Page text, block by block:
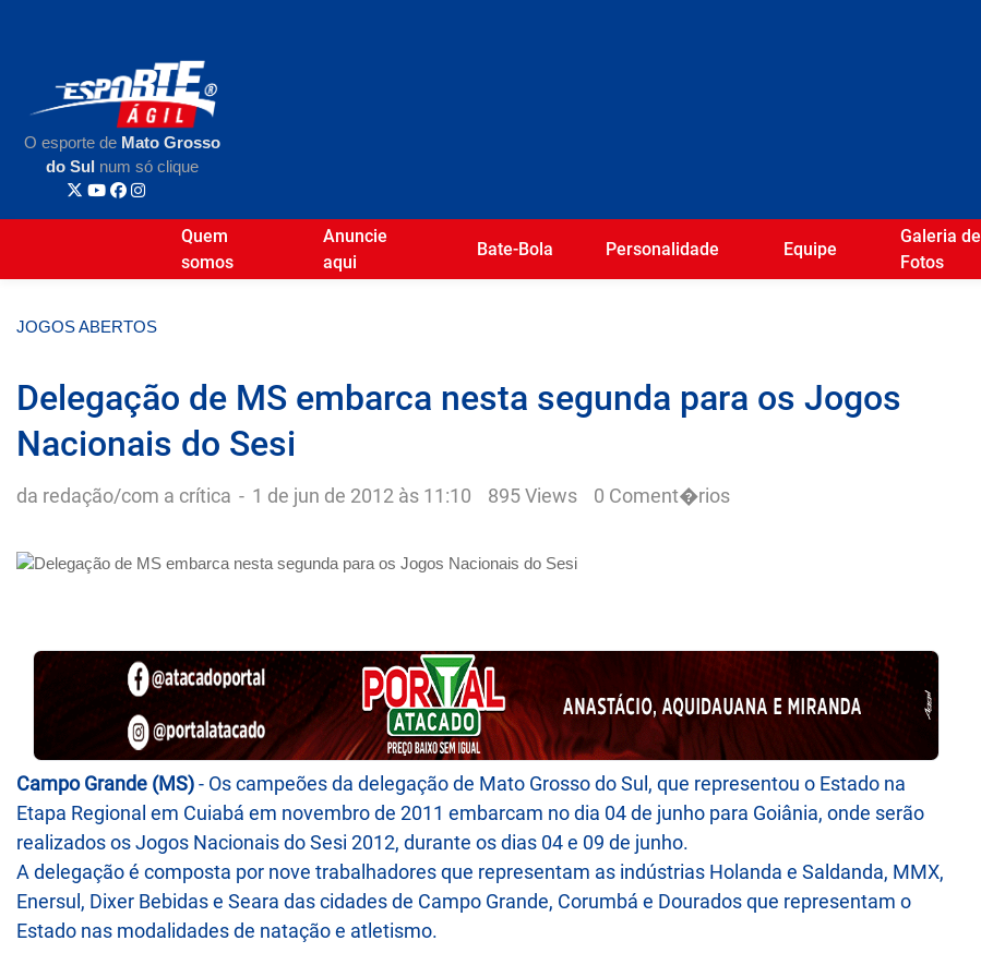
O esporte de Mato Grosso
do Sul num só clique
Quem
somos
Anuncie
aqui
Bate-Bola Personalidade Equipe
Galeria de
Fotos
JOGOS ABERTOS
Delegação de MS embarca nesta segunda para os Jogos
Nacionais do Sesi
da redação/com a crítica - 1 de jun de 2012 às 11:10 895 Views 0 Coment�rios
Campo Grande (MS)- Os campeões da delegação de Mato Grosso do Sul, que representou o Estado na
Etapa Regional em Cuiabá em novembro de 2011 embarcam no dia 04 de junho para Goiânia, onde serão
realizados os Jogos Nacionais do Sesi 2012, durante os dias 04 e 09 de junho.
A delegação é composta por nove trabalhadores que representam as indústrias Holanda e Saldanda, MMX,
Enersul, Dixer Bebidas e Seara das cidades de Campo Grande, Corumbá e Dourados que representam o
Estado nas modalidades de natação e atletismo.